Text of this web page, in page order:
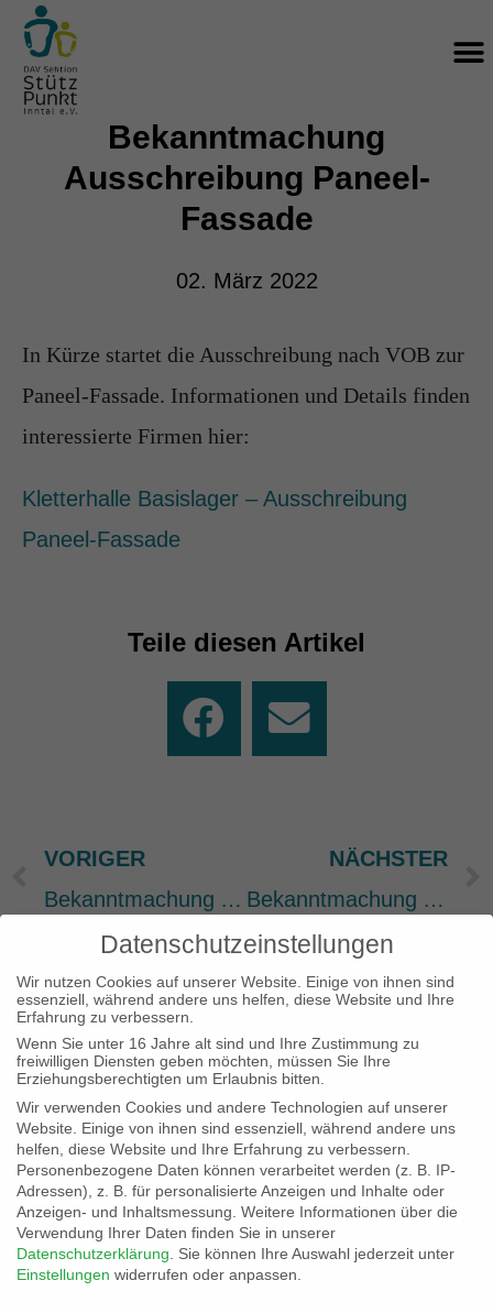
Zum
Inhalt
springen
Bekanntmachung
Ausschreibung Paneel-
Fassade
02. März 2022
In Kürze startet die Ausschreibung nach VOB zur
Paneel-Fassade. Informationen und Details finden
interessierte Firmen hier:
Kletterhalle Basislager – Ausschreibung
Paneel-Fassade
Teile diesen Artikel
Prev
VORIGER
Bekanntmachung Ausschreibung Gerüstbauarbeiten
NÄCHSTER
Bekanntmachung Ausschreibung Fassade – Wärmedämmverbundsystem – Putzarbeiten
Kontakt & Infos
Datenschutzeinstellungen
Wir nutzen Cookies auf unserer Website. Einige von ihnen sind
essenziell, während andere uns helfen, diese Website und Ihre
Erfahrung zu verbessern.
Wenn Sie unter 16 Jahre alt sind und Ihre Zustimmung zu
freiwilligen Diensten geben möchten, müssen Sie Ihre
Erziehungsberechtigten um Erlaubnis bitten.
Wir verwenden Cookies und andere Technologien auf unserer
Website. Einige von ihnen sind essenziell, während andere uns
helfen, diese Website und Ihre Erfahrung zu verbessern.
Personenbezogene Daten können verarbeitet werden (z. B. IP-
Adressen), z. B. für personalisierte Anzeigen und Inhalte oder
Anzeigen- und Inhaltsmessung. Weitere Informationen über die
Verwendung Ihrer Daten finden Sie in unserer
Datenschutzerklärung
Sie können Ihre Auswahl jederzeit unter
Einstellungen widerrufen oder anpassen.